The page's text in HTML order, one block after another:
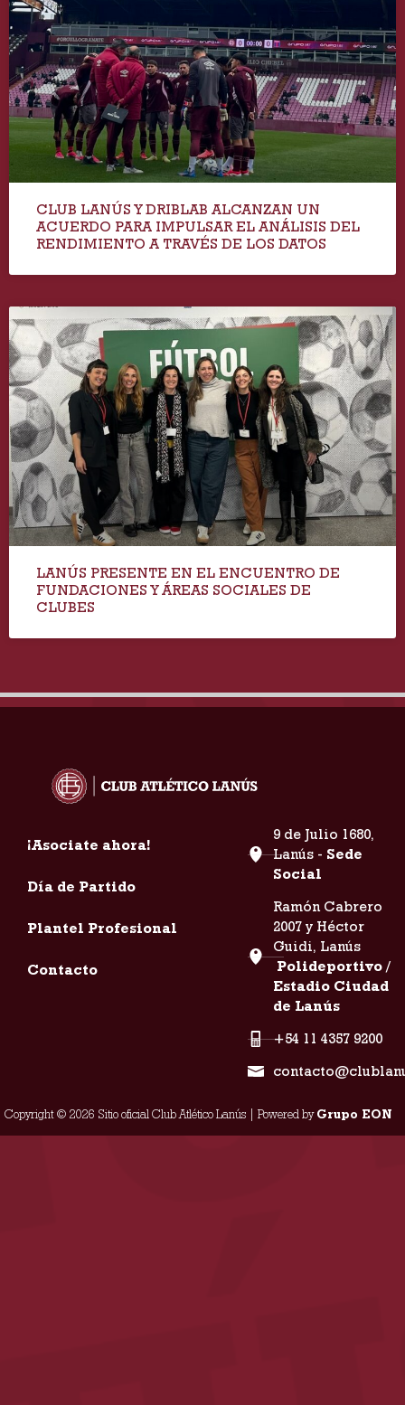
CLUB LANÚS Y DRIBLAB ALCANZAN UN
ACUERDO PARA IMPULSAR EL ANÁLISIS DEL
RENDIMIENTO A TRAVÉS DE LOS DATOS
LANÚS PRESENTE EN EL ENCUENTRO DE
FUNDACIONES Y ÁREAS SOCIALES DE
CLUBES
¡Asociate ahora!
Día de Partido
Plantel Profesional
Contacto
9 de Julio 1680,
Lanús - Sede
Social
Ramón Cabrero
2007 y Héctor
Guidi, Lanús
Polideportivo /
Estadio Ciudad
de Lanús
+54 11 4357 9200
Copyright © 2026 Sitio oficial Club Atlético Lanús | Powered byGrupo EON